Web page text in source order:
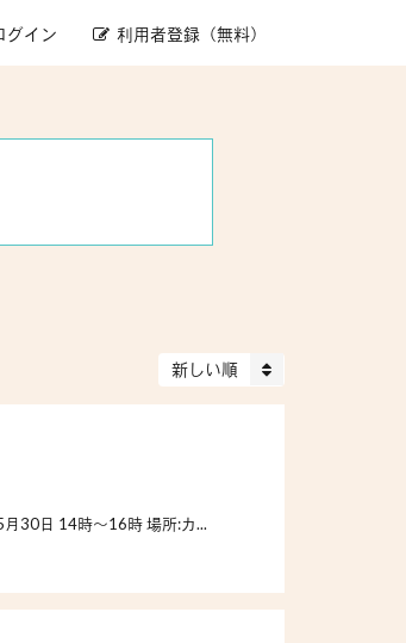
グイン 利用者登録（無料）
新しい順
30日 14時〜16時 場所:カ...